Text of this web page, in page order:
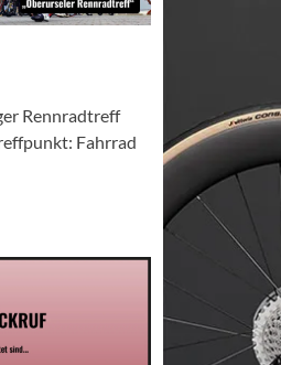
Rennradtreff
Fahrrad